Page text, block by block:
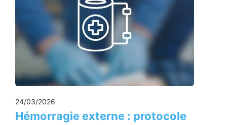
24/03/2026
Hémorragie externe : protocole